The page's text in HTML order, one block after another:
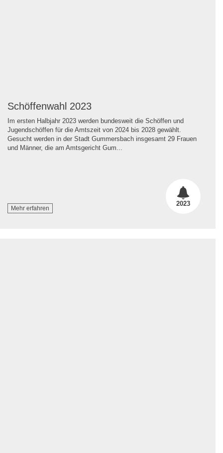
Schöffenwahl 2023
Im ersten Halbjahr 2023 werden bundesweit die Schöffen und
Jugendschöffen für die Amtszeit von 2024 bis 2028 gewählt.
Gesucht werden in der Stadt Gummersbach insgesamt 29 Frauen
und Männer, die am Amtsgericht Gum...
Mehr erfahren
2023